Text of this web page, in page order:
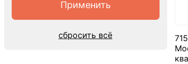
сбросить всё